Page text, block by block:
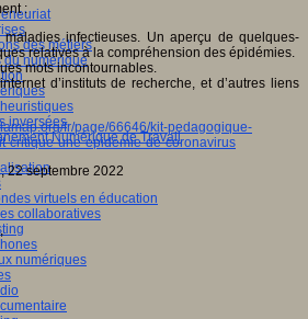
des métiers
du numérique
inversées
Numérique de Travail
virtuels en éducation
collaboratives
numériques
:
infectieuses. Un aperçu de quelques-
relatives à la compréhension des épidémies.
mots incontournables.
d’instituts de recherche, et d’autres liens
fr/page/66646/kit-pedagogique-
critique-une-epidemie-de-coronavirus
22 septembre 2022
,